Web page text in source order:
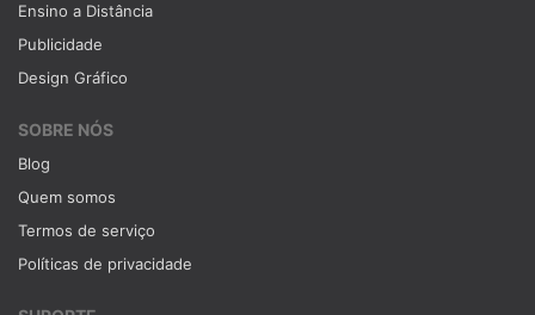
Ensino a Distância
Publicidade
Design Gráfico
SOBRE NÓS
Blog
Quem somos
Termos de serviço
Políticas de privacidade